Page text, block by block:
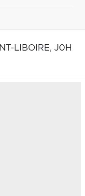
LIBOIRE, J0H